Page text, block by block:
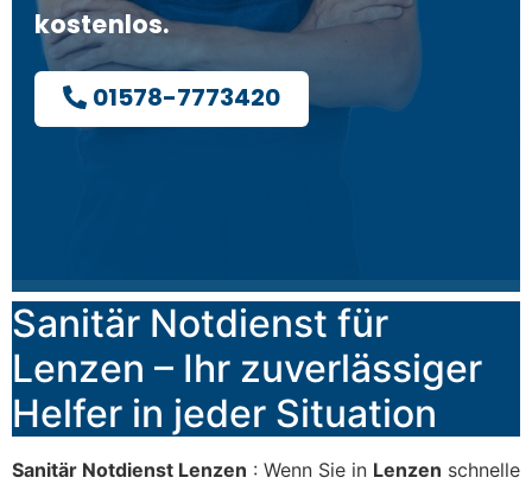
kostenlos.
01578-7773420
Sanitär Notdienst für
Lenzen – Ihr zuverlässiger
Helfer in jeder Situation
Sanitär Notdienst Lenzen : Wenn Sie in Lenzen schnelle